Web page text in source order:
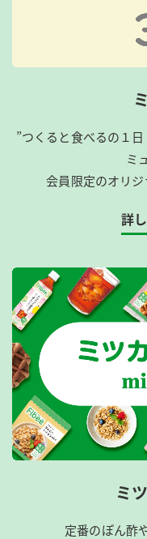
”つくると食べるの１
ミ
会員限定のオリ
詳
ミ
定番のぽん酢